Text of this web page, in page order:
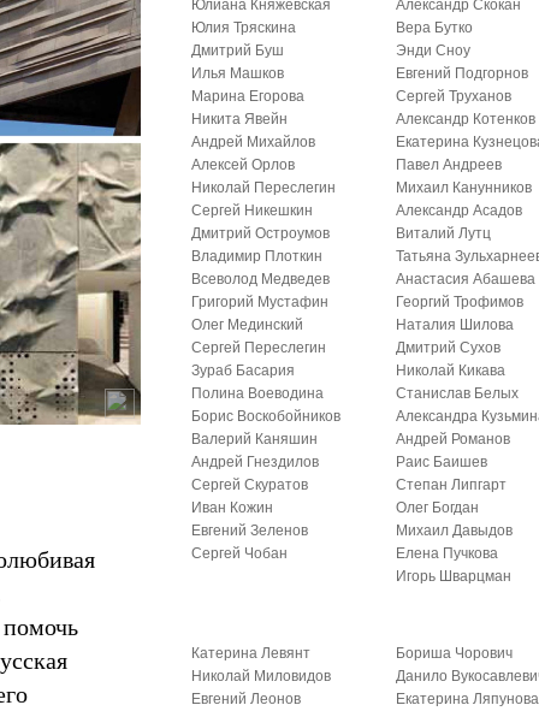
Юлиана Княжевская
Юлия Тряскина
Дмитрий Буш
Илья Машков
Марина Егорова
Никита Явейн
Андрей Михайлов
Алексей Орлов
Николай Переслегин
Сергей Никешкин
Дмитрий Остроумов
Владимир Плоткин
Всеволод Медведев
Григорий Мустафин
Олег Мединский
Сергей Переслегин
Зураб Басария
Полина Воеводина
Борис Воскобойников
Валерий Каняшин
Андрей Гнездилов
Сергей Скуратов
Иван Кожин
Евгений Зеленов
Сергей Чобан
Александр Скокан
Вера Бутко
Энди Сноу
Евгений Подгорнов
Сергей Труханов
Александр Котенков
Екатерина
Павел Андреев
Михаил Канунников
Александр Асадов
Виталий Лутц
Татьяна
Анастасия Абашева
Георгий Трофимов
Наталия Шилова
Дмитрий Сухов
Николай Кикава
Станислав Белых
Александра
Андрей Романов
Раис Баишев
Степан Липгарт
Олег Богдан
Михаил Давыдов
Елена Пучкова
Игорь Шварцман
Катерина Левянт
Николай Миловидов
Евгений Леонов
Бориша Чорович
Данило
Екатерина Ляпунова